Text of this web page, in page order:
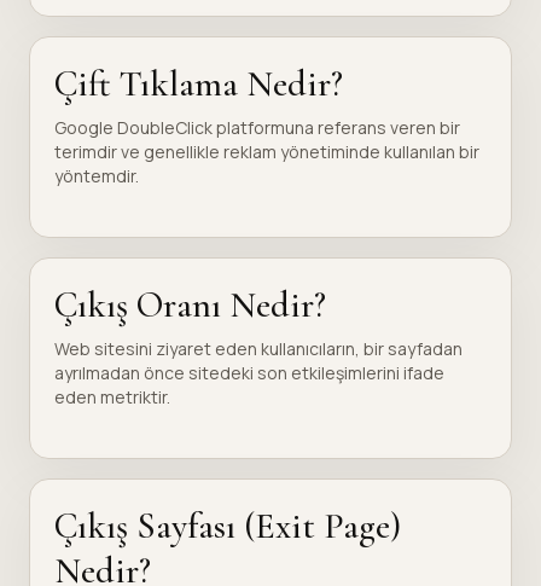
Çift Tıklama Nedir?
Google DoubleClick platformuna referans veren bir
terimdir ve genellikle reklam yönetiminde kullanılan bir
yöntemdir.
Çıkış Oranı Nedir?
Web sitesini ziyaret eden kullanıcıların, bir sayfadan
ayrılmadan önce sitedeki son etkileşimlerini ifade
eden metriktir.
Çıkış Sayfası (Exit Page)
Nedir?